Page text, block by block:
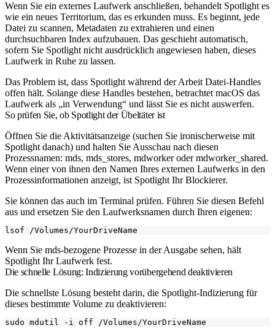
Wenn Sie ein externes Laufwerk anschließen, behandelt Spotlight es
wie ein neues Territorium, das es erkunden muss. Es beginnt, jede
Datei zu scannen, Metadaten zu extrahieren und einen
durchsuchbaren Index aufzubauen. Das geschieht automatisch,
sofern Sie Spotlight nicht ausdrücklich angewiesen haben, dieses
Laufwerk in Ruhe zu lassen.
Das Problem ist, dass Spotlight während der Arbeit Datei-Handles
offen hält. Solange diese Handles bestehen, betrachtet macOS das
Laufwerk als „in Verwendung“ und lässt Sie es nicht auswerfen.
So prüfen Sie, ob Spotlight der Übeltäter ist
Öffnen Sie die Aktivitätsanzeige (suchen Sie ironischerweise mit
Spotlight danach) und halten Sie Ausschau nach diesen
Prozessnamen: mds, mds_stores, mdworkerodermdworker_shared.
Wenn einer von ihnen den Namen Ihres externen Laufwerks in den
Prozessinformationen anzeigt, ist Spotlight Ihr Blockierer.
Sie können das auch im Terminal prüfen. Führen Sie diesen Befehl
aus und ersetzen Sie den Laufwerksnamen durch Ihren eigenen:
Wenn Sie mds-bezogene Prozesse in der Ausgabe sehen, hält
Spotlight Ihr Laufwerk fest.
Die schnelle Lösung: Indizierung vorübergehend deaktivieren
Die schnellste Lösung besteht darin, die Spotlight-Indizierung für
dieses bestimmte Volume zu deaktivieren: